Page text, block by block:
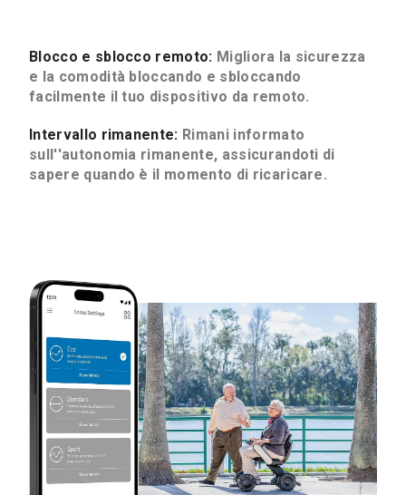
Blocco e sblocco remoto: Migliora la sicurezza
e la comodità bloccando e sbloccando
facilmente il tuo dispositivo da remoto.
Intervallo rimanente: Rimani informato
sull''autonomia rimanente, assicurandoti di
sapere quando è il momento di ricaricare.